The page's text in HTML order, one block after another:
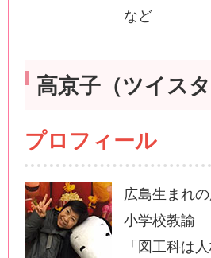
など
高京子（ツイス
プロフィール
広島生まれ
小学校教諭
「図工科は